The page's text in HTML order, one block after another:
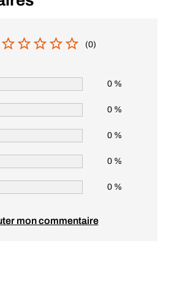
(0)
0 %
0 %
0 %
0 %
0 %
mon commentaire